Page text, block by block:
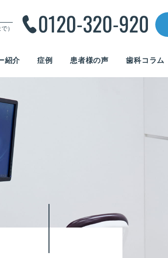
）
紹介 症例 患者様の声 歯科コラム